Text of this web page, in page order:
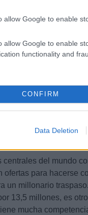
allow Google to enable
allow Google to enable
functionality and
CONFIRM
Data Deletion
Papu Gómez,
la parroquia
Sevilla como uno de
y visión de juego
en los que marcó 3
una media que
centrales del mundo
para hacerse
un millonario traspaso.
13,5 millones, es
mucha